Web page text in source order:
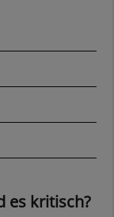
es kritisch?